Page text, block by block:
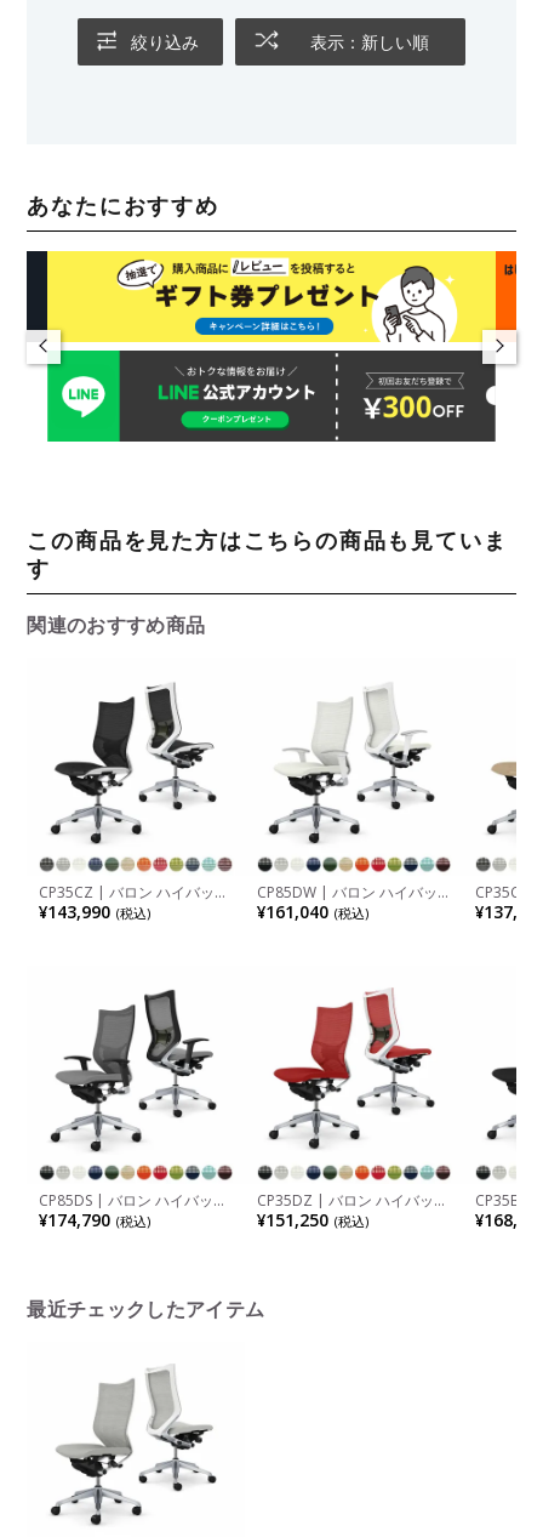
絞り込み 表示：新しい順
あなたにおすすめ
この商品を見た方はこちらの商品も見ていま
す
関連のおすすめ商品
CP35CZ | バロン ハイバック
座メッシュ 肘なし シルバー
フレーム ホワイトボディ ラ
¥143,990 (税込)
CP85DW | バロン ハイバッ
ク 座クッション アジャスト
アーム シルバーフレーム ホ
¥161,040 (税込)
CP35CW
座メッシ
フレーム
CP85DS | バロン ハイバック
座クッション アジャストアー
ム シルバーフレーム ブラッ
¥174,790 (税込)
CP35DZ | バロン ハイバック
座クッション 肘なし シルバ
ーフレーム ホワイトボディ
¥151,250 (税込)
CP35BZ
座クッシ
シュフレ
最近チェックしたアイテム